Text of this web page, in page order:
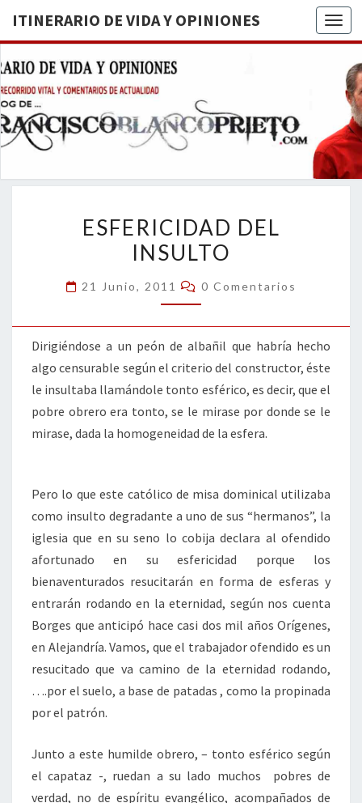
ITINERARIO DE VIDA Y OPINIONES
DE
BREVE
RECORRIDO
VITAL Y
ACTUALIDAD
DEL
INSULTO
ESFERICIDAD DEL
INSULTO
21 Junio, 2011 Comentarios
0 Comentarios
Dirigiéndose a un peón de albañil que habría hecho
algo censurable según el criterio del constructor, éste
le insultaba llamándole tonto esférico, es decir, que el
pobre obrero era tonto, se le mirase por donde se le
mirase, dada la homogeneidad de la esfera.
Pero lo que este católico de misa dominical utilizaba
como insulto degradante a uno de sus “hermanos”, la
iglesia que en su seno lo cobija declara al ofendido
afortunado en su esfericidad porque los
bienaventurados resucitarán en forma de esferas y
entrarán rodando en la eternidad, según nos cuenta
Borges que anticipó hace casi dos mil años Orígenes,
en Alejandría. Vamos, que el trabajador ofendido es un
resucitado que va camino de la eternidad rodando,
….por el suelo, a base de patadas , como la propinada
por el patrón.
Junto a este humilde obrero, – tonto esférico según
el capataz -, ruedan a su lado muchos pobres de
verdad, no de espíritu evangélico, acompañados de